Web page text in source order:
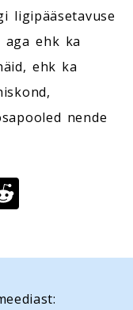
ligipääsetavuse
aga ehk ka
ehk ka
nende